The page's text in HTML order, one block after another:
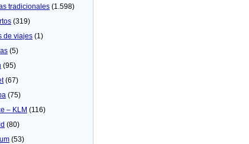
tradicionales (1.598)
(319)
de viajes (1)
(5)
(95)
(67)
(75)
– KLM (116)
(80)
(53)